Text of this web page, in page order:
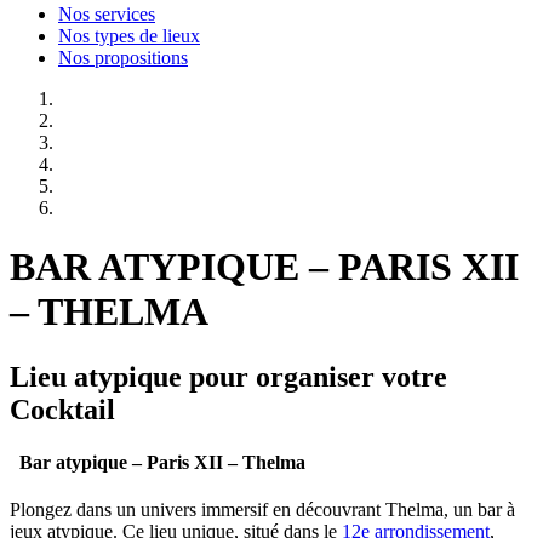
Nos services
Nos types de lieux
Nos propositions
BAR ATYPIQUE – PARIS XII
– THELMA
Lieu atypique pour organiser votre
Cocktail
Bar atypique – Paris XII – Thelma
Plongez dans un univers immersif en découvrant Thelma, un bar à
jeux atypique. Ce lieu unique, situé dans le 12e arrondissement,